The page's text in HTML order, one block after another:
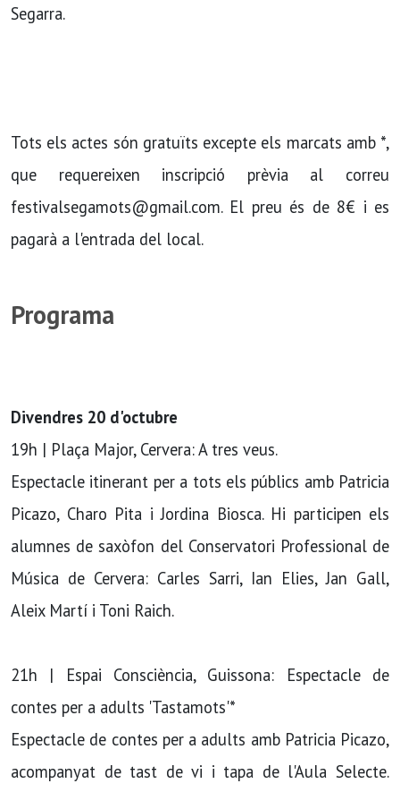
Segarra.
Tots els actes són gratuïts excepte els marcats amb *,
que requereixen inscripció prèvia al correu
festivalsegamots@gmail.com. El preu és de 8€ i es
pagarà a l'entrada del local.
Programa
Divendres 20 d'octubre
19h | Plaça Major, Cervera: A tres veus.
Espectacle itinerant per a tots els públics amb Patricia
Picazo, Charo Pita i Jordina Biosca. Hi participen els
alumnes de saxòfon del Conservatori Professional de
Música de Cervera: Carles Sarri, Ian Elies, Jan Gall,
Aleix Martí i Toni Raich.
21h | Espai Consciència, Guissona: Espectacle de
contes per a adults 'Tastamots'*
Espectacle de contes per a adults amb Patricia Picazo,
acompanyat de tast de vi i tapa de l'Aula Selecte.